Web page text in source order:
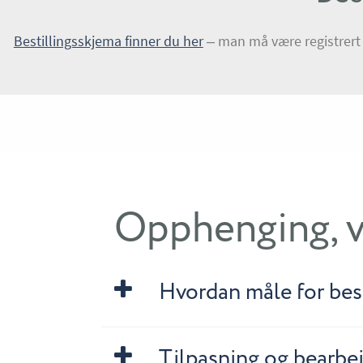
Bestillingsskjema finner du her– man må være
Opphenging,
Hvordan måle for